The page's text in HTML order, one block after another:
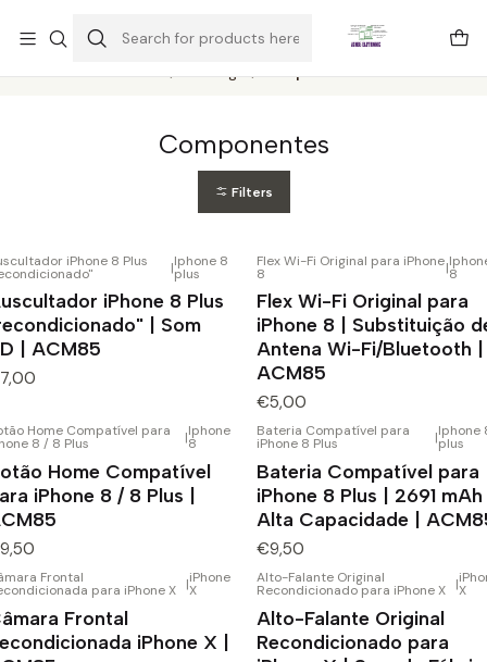
Home Catálogo Componentes
Componentes
Filters
iPhone 8 Plus |Iphone 8
plus
iPhone 8 Plus
| Som
| ACM85
Flex Wi-Fi Original para iPhone
8 |8
Flex Wi-Fi Original para
iPhone 8 | Substituição
Antena Wi-Fi/Bluetooth |
ACM85
€5,00
Home Compatível para
8 / 8 Plus |Iphone
8
Home Compatível
iPhone 8 / 8 Plus |
Bateria Compatível para
iPhone 8 Plus |Iphone
plus
Bateria Compatível para
iPhone 8 Plus | 2691
Alta Capacidade |
€9,50
Frontal
para iPhone X |iPhone
X
Frontal
iPhone X |
Alto-Falante Original
Recondicionado para iPhone X |X
Alto-Falante Original
Recondicionado para